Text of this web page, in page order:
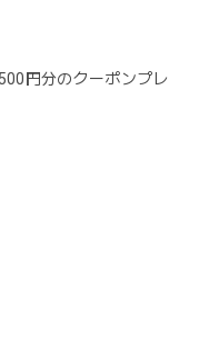
円分のクーポンプレ